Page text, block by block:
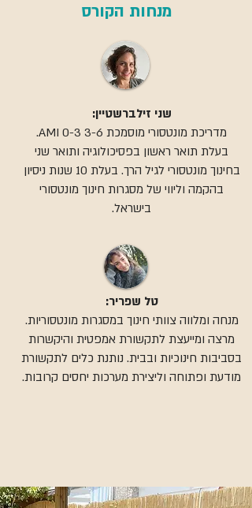
מנחות הקורס
שני זילברשטיין:
מדריכת מונטסורי מוסמכת AMI 0-3 3-6.
בעלת תואר ראשון בפסיכולוגיה ותואר שני
בחינוך מונטסורי לגיל הרך. בעלת 10 שנות ניסיון
בהקמה וליווי של מסגרות חינוך מונטסורי
בישראל.
טל שפריר:
מנחה ומלווה צוותי חינוך במסגרות מונטסוריות.
מרצה ומייעצת לתקשורת אמפטית והיקשרות
בסביבות חינוכיות ובבית. נותנת כלים לתקשורת
מודעת ופתוחה וליצירת מערכות יחסים קרובות.